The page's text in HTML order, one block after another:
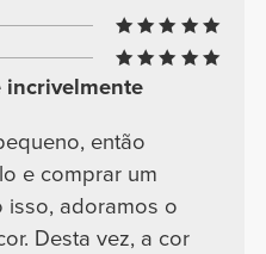
incrivelmente
então
e comprar um
isso, adoramos o
Desta vez, a cor